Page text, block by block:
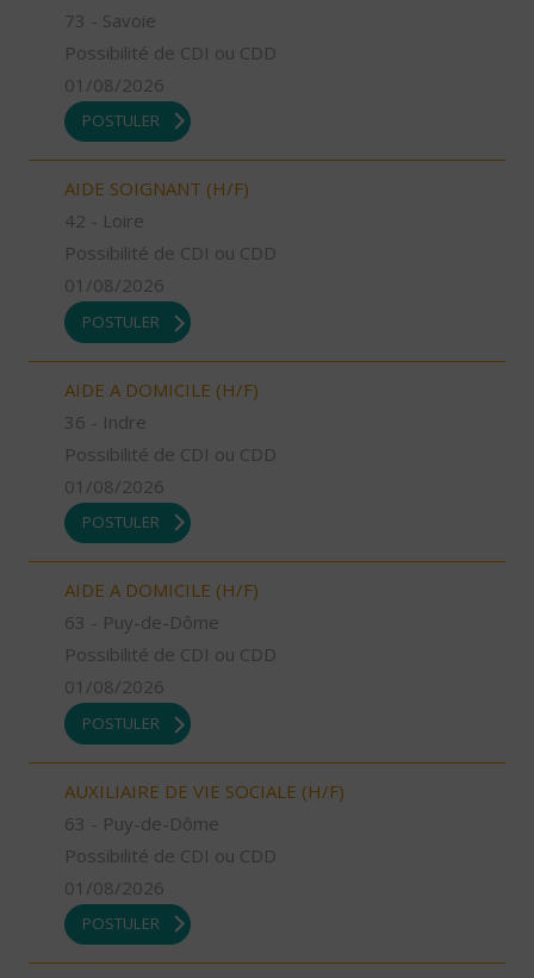
73 - Savoie
Possibilité de CDI ou CDD
01/08/2026
POSTULER
AIDE SOIGNANT (H/F)
42 - Loire
Possibilité de CDI ou CDD
01/08/2026
POSTULER
AIDE A DOMICILE (H/F)
36 - Indre
Possibilité de CDI ou CDD
01/08/2026
POSTULER
AIDE A DOMICILE (H/F)
63 - Puy-de-Dôme
Possibilité de CDI ou CDD
01/08/2026
POSTULER
AUXILIAIRE DE VIE SOCIALE (H/F)
63 - Puy-de-Dôme
Possibilité de CDI ou CDD
01/08/2026
POSTULER